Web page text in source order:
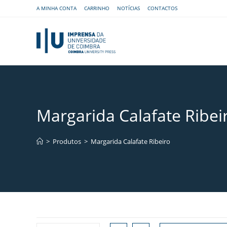
A MINHA CONTA CARRINHO NOTÍCIAS CONTACTOS
Margarida Calafate
> Produtos > Margarida Calafate Ribeiro